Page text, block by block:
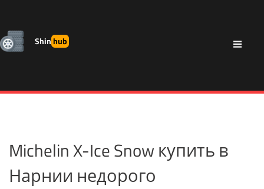
Shinhub
Michelin X-Ice Snow купить в
Нарнии недорого